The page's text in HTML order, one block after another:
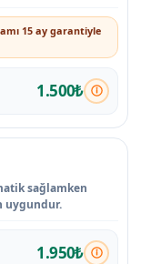
15 ay garantiyle
1.500₺
sağlamken
uygundur.
1.950₺